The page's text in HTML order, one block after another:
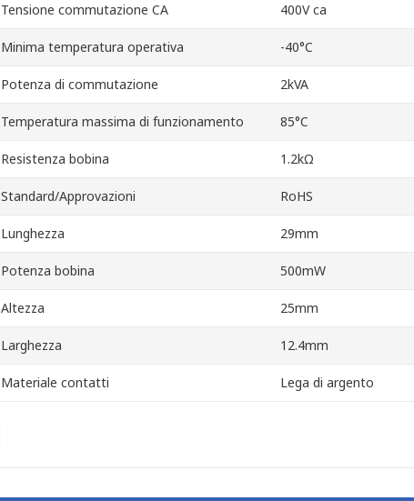
Tensione commutazione CA 400V ca
Minima temperatura operativa -40°C
Potenza di commutazione 2kVA
Temperatura massima di funzionamento 85°C
Resistenza bobina 1.2kΩ
Standard/Approvazioni RoHS
Lunghezza 29mm
Potenza bobina 500mW
Altezza 25mm
Larghezza 12.4mm
Materiale contatti Lega di argento